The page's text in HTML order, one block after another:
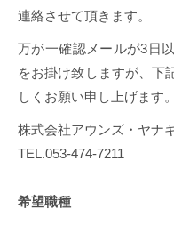
連絡させて頂きます。
万が一確認メールが3日
をお掛け致しますが、下
しくお願い申し上げます。
株式会社アウンズ・ヤナ
TEL.053-474-7211
希望職種